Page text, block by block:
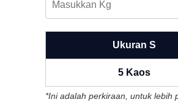
Ukuran S
5 Kaos
*Ini adalah perkiraan, untuk lebih